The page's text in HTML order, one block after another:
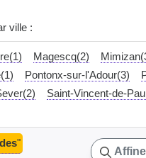
ville :
Magescq(2)
Pontonx-sur-l'Adour(3)
Saint-Vincent-de-
"